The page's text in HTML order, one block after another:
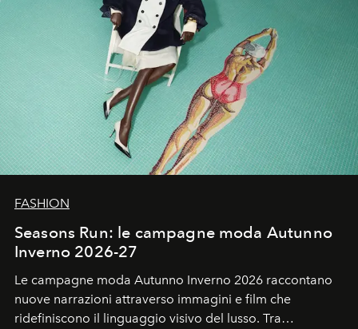
FASHION
Seasons Run: le campagne moda Autunno
Inverno 2026-27
Le campagne moda Autunno Inverno 2026 raccontano
nuove narrazioni attraverso immagini e film che
ridefiniscono il linguaggio visivo del lusso. Tra